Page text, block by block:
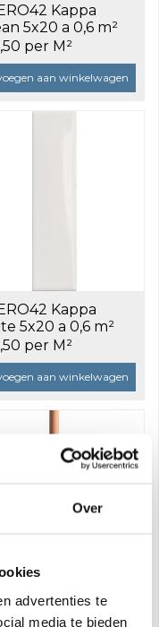
Over
advertenties te
media te bieden
Kappa
5x20 a 0,6 m²
per M²
aan winkelwagen
Kappa
5x20 a 0,6 m²
per M²
aan winkelwagen
Kappa